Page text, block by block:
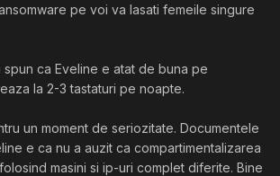
pe voi va lasati femeile singure
ca Eveline e atat de buna pe
la 2-3 tastaturi pe noapte.
un moment de seriozitate. Documentele
e ca nu a auzit ca compartimentalizarea
masini si ip-uri complet diferite. Bine